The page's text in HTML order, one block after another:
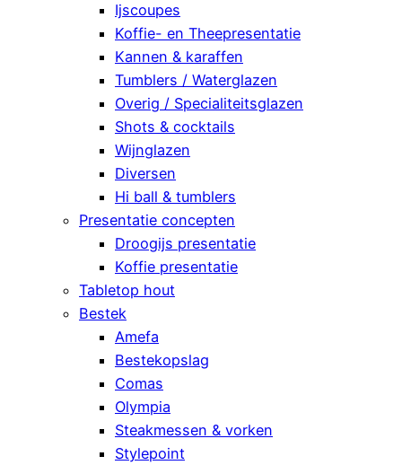
Ijscoupes
Koffie- en Theepresentatie
Kannen & karaffen
Tumblers / Waterglazen
Overig / Specialiteitsglazen
Shots & cocktails
Wijnglazen
Diversen
Hi ball & tumblers
Presentatie concepten
Droogijs presentatie
Koffie presentatie
Tabletop hout
Bestek
Amefa
Bestekopslag
Comas
Olympia
Steakmessen & vorken
Stylepoint